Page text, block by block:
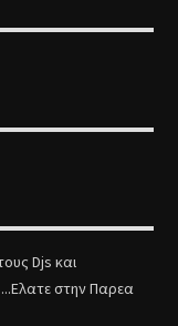
Djs και
στην Παρεα